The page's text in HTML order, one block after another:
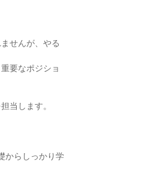
せんが、やる
要なポジショ
当します。
からしっかり学